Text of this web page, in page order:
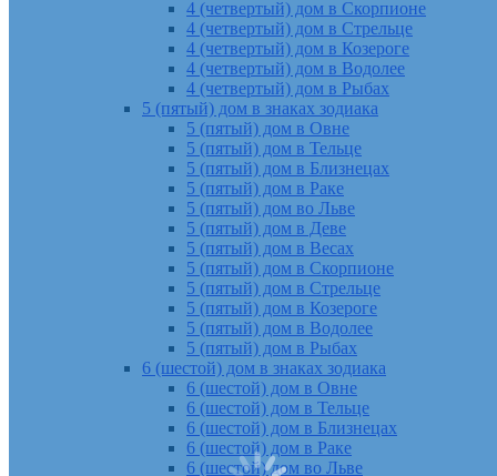
4 (четвертый) дом в Скорпионе
4 (четвертый) дом в Стрельце
4 (четвертый) дом в Козероге
4 (четвертый) дом в Водолее
4 (четвертый) дом в Рыбах
5 (пятый) дом в знаках зодиака
5 (пятый) дом в Овне
5 (пятый) дом в Тельце
5 (пятый) дом в Близнецах
5 (пятый) дом в Раке
5 (пятый) дом во Льве
5 (пятый) дом в Деве
5 (пятый) дом в Весах
5 (пятый) дом в Скорпионе
5 (пятый) дом в Стрельце
5 (пятый) дом в Козероге
5 (пятый) дом в Водолее
5 (пятый) дом в Рыбах
6 (шестой) дом в знаках зодиака
6 (шестой) дом в Овне
6 (шестой) дом в Тельце
6 (шестой) дом в Близнецах
6 (шестой) дом в Раке
6 (шестой) дом во Льве